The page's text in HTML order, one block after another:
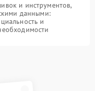
и инструментов,
данными:
и